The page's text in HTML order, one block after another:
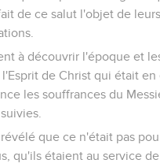
de ce salut l'objet de
à découvrir l'époque et
de Christ qui était en
les souffrances du
que ce n'était pas
qu'ils étaient au service